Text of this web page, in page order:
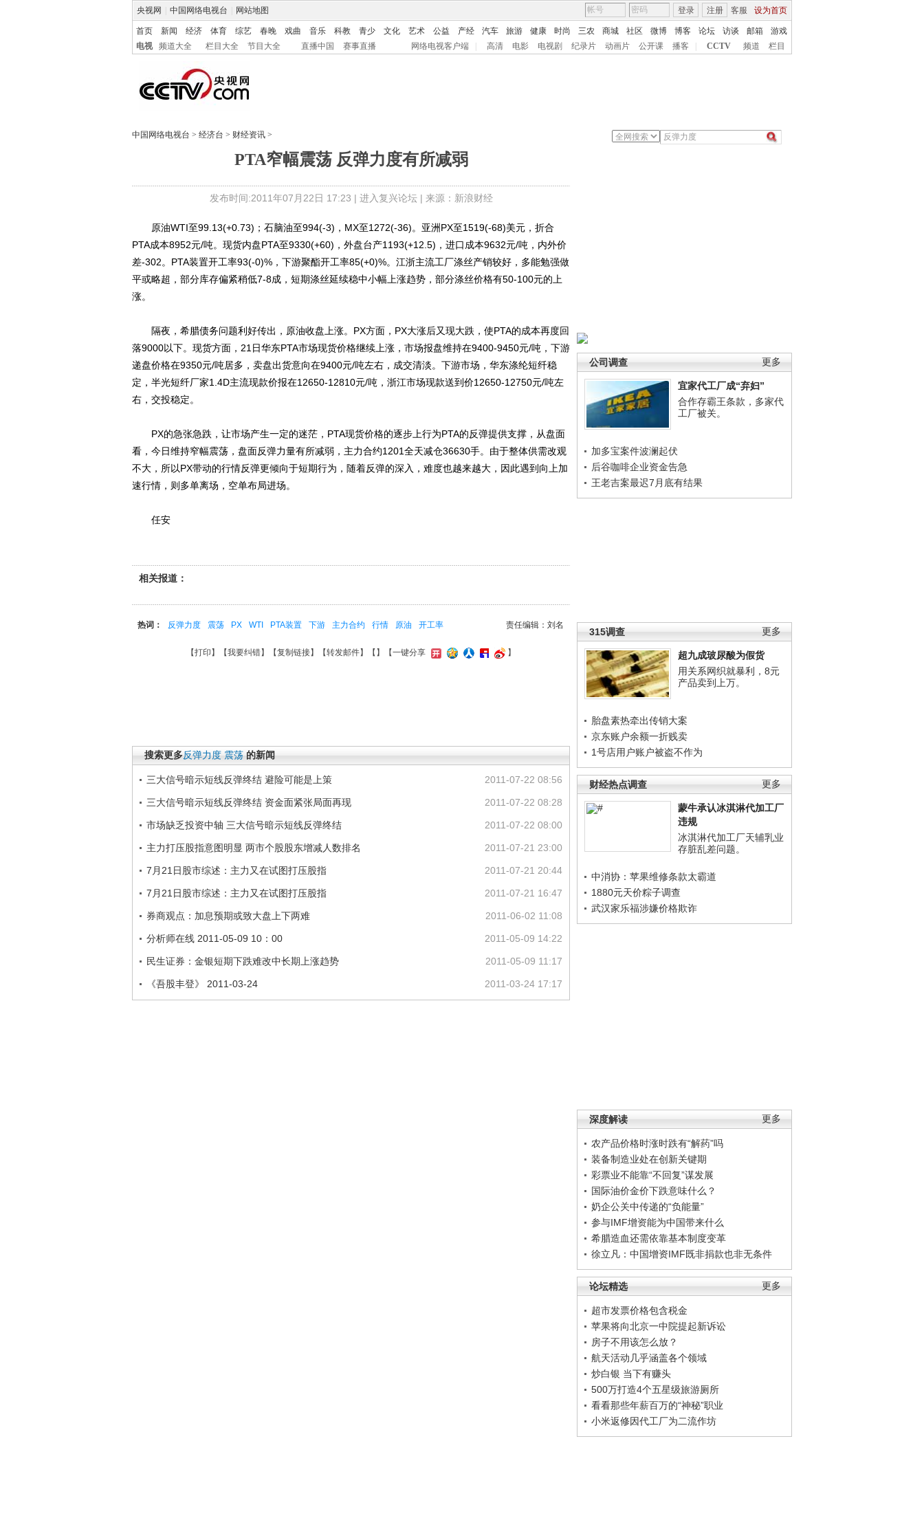
央视网 中国网络电视台 网站地图 客服 设为首页
登录 注册
首页 新闻 经济 体育 综艺 春晚 戏曲 音乐 科教 青少 文化 艺术 公益 产经 汽车 旅游 健康 时尚 三农 商城 社区 微博 博客 论坛 访谈 邮箱
游戏
电视
频道大全 栏目大全 节目大全 直播中国 赛事直播 网络电视客户端 高清 电影 电视剧 纪录片 动画片 公开课 播客 CCTV 频道 栏目
中国网络电视台 > 经济台 > 财经资讯 >
PTA窄幅震荡 反弹力度有所减弱
发布时间:2011年07月22日 17:23 | 进入复兴论坛| 来源：新浪财经
更多
公司调查
宜家代工厂成“弃妇”
合作存霸王条款，多家代
工厂被关。
加多宝案件波澜起伏
后谷咖啡企业资金告急
王老吉案最迟7月底有结果
更多
315调查
超九成玻尿酸为假货
用关系网织就暴利，8元
产品卖到上万。
胎盘素热牵出传销大案
京东账户余额一折贱卖
1号店用户账户被盗不作为
更多
财经热点调查
蒙牛承认冰淇淋代加工厂
违规
冰淇淋代加工厂天辅乳业
存脏乱差问题。
中消协：苹果维修条款太霸道
1880元天价粽子调查
武汉家乐福涉嫌价格欺诈
更多
深度解读
农产品价格时涨时跌有“解药”吗
装备制造业处在创新关键期
彩票业不能靠“不回复”谋发展
国际油价金价下跌意味什么？
奶企公关中传递的“负能量”
参与IMF增资能为中国带来什么
希腊造血还需依靠基本制度变革
徐立凡：中国增资IMF既非捐款也非无条件
更多
论坛精选
超市发票价格包含税金
苹果将向北京一中院提起新诉讼
房子不用该怎么放？
航天活动几乎涵盖各个领域
炒白银 当下有赚头
500万打造4个五星级旅游厕所
看看那些年薪百万的“神秘”职业
小米返修因代工厂为二流作坊
原油WTI至99.13(+0.73)；石脑油至994(-3)，MX至1272(-36)。亚洲PX至1519(-68)美元，折合
PTA成本8952元/吨。现货内盘PTA至9330(+60)，外盘台产1193(+12.5)，进口成本9632元/吨，内外价
差-302。PTA装置开工率93(-0)%，下游聚酯开工率85(+0)%。江浙主流工厂涤丝产销较好，多能勉强做
平或略超，部分库存偏紧稍低7-8成，短期涤丝延续稳中小幅上涨趋势，部分涤丝价格有50-100元的上
涨。
隔夜，希腊债务问题利好传出，原油收盘上涨。PX方面，PX大涨后又现大跌，使PTA的成本再度回
落9000以下。现货方面，21日华东PTA市场现货价格继续上涨，市场报盘维持在9400-9450元/吨，下游
递盘价格在9350元/吨居多，卖盘出货意向在9400元/吨左右，成交清淡。下游市场，华东涤纶短纤稳
定，半光短纤厂家1.4D主流现款价报在12650-12810元/吨，浙江市场现款送到价12650-12750元/吨左
右，交投稳定。
PX的急张急跌，让市场产生一定的迷茫，PTA现货价格的逐步上行为PTA的反弹提供支撑，从盘面
看，今日维持窄幅震荡，盘面反弹力量有所减弱，主力合约1201全天减仓36630手。由于整体供需改观
不大，所以PX带动的行情反弹更倾向于短期行为，随着反弹的深入，难度也越来越大，因此遇到向上加
速行情，则多单离场，空单布局进场。
任安
相关报道：
责任编辑：刘名
热词： 反弹力度 震荡 PX WTI PTA装置 下游 主力合约 行情 原油 开工率
【打印 】【我要纠错】【复制链接】【转发邮件】【 】 【一键分享 】
搜索更多反弹力度 震荡 的新闻
2011-07-22 08:56
三大信号暗示短线反弹终结 避险可能是上策
2011-07-22 08:28
三大信号暗示短线反弹终结 资金面紧张局面再现
2011-07-22 08:00
市场缺乏投资中轴 三大信号暗示短线反弹终结
2011-07-21 23:00
主力打压股指意图明显 两市个股股东增减人数排名
2011-07-21 20:44
7月21日股市综述：主力又在试图打压股指
2011-07-21 16:47
7月21日股市综述：主力又在试图打压股指
2011-06-02 11:08
券商观点：加息预期或致大盘上下两难
2011-05-09 14:22
分析师在线 2011-05-09 10：00
2011-05-09 11:17
民生证券：金银短期下跌难改中长期上涨趋势
2011-03-24 17:17
《吾股丰登》 2011-03-24